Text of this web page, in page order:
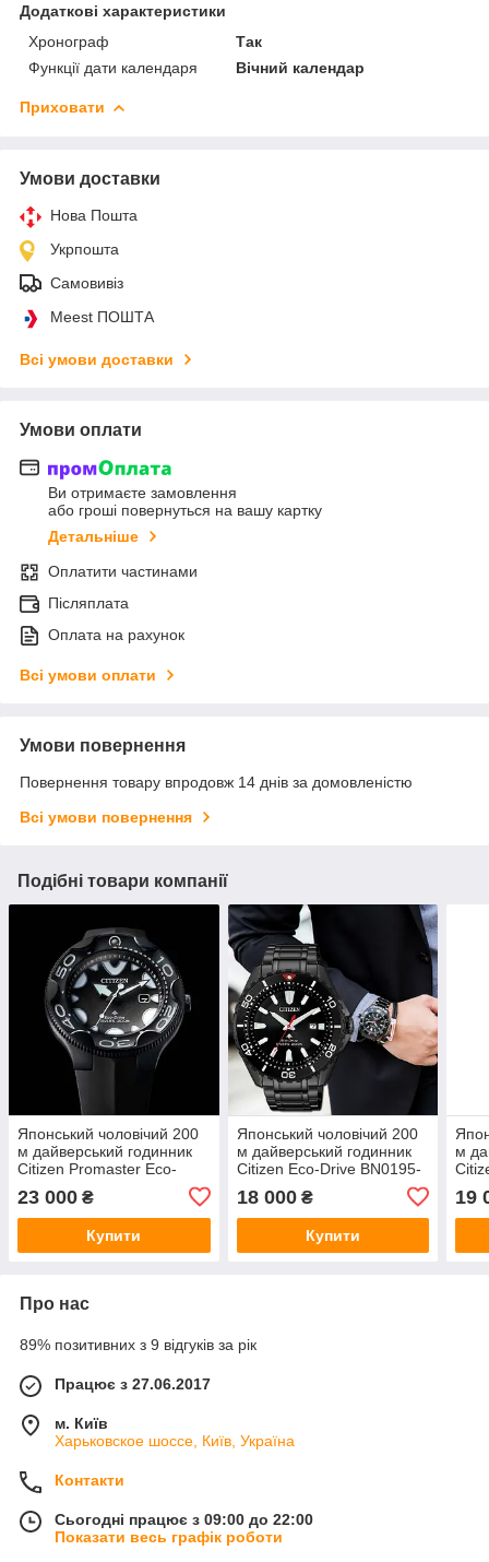
Додаткові характеристики
Хронограф
Так
Функції дати календаря
Вічний календар
Приховати
Умови доставки
Нова Пошта
Укрпошта
Самовивіз
Meest ПОШТА
Всі умови доставки
Умови оплати
Ви отримаєте замовлення
або гроші повернуться на вашу картку
Детальніше
Оплатити частинами
Післяплата
Оплата на рахунок
Всі умови оплати
Умови повернення
Повернення товару впродовж 14 днів за домовленістю
Всі умови повернення
Подібні товари компанії
Японський чоловічий 200
м дайверський годинник
Citizen Promaster Eco-
Спецсерія Orca. Сонячна
батарея
23 000 ₴
Купити
Японський чоловічий 200
м дайверський годинник
Citizen Eco-Drive BN0195-
18 000₴
Купити
м
19
Про нас
89% позитивних з 9 відгуків за рік
Працює з 27.06.2017
м. Київ
Харьковское шоссе, Київ, Україна
Контакти
Сьогодні працює з 09:00 до 22:00
Показати весь графік роботи